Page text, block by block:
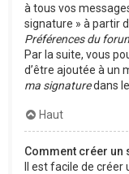
à tous vos
signature » à partir
Préférences du
Par la suite, vous
d’être ajoutée à un
ma signaturedans
Haut
Comment créer un
Il est facile de